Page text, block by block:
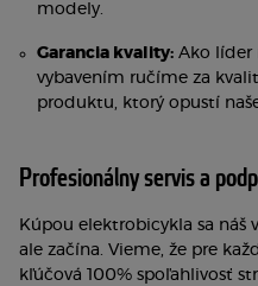
modely.
Garancia kvality: Ako líder
vybavením ručíme za
produktu, ktorý opustí
Profesionálny servis a
Kúpou elektrobicykla sa náš
ale začína. Vieme, že pre
kľúčová 100% spoľahlivosť